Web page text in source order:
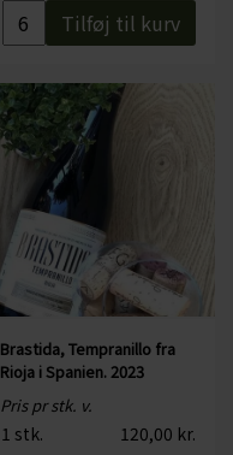
Tilføj til kurv
Brastida, Tempranillo fra
Rioja i Spanien. 2023
Pris pr stk. v.
1 stk.
120,00 kr.